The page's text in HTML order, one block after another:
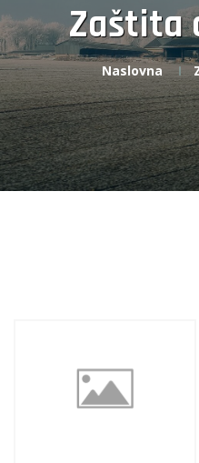
Zaštita
Naslovna